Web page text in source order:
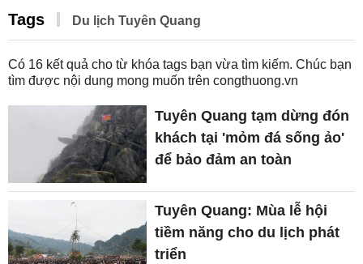
Tags Du lịch Tuyên Quang
Có 16 kết quả cho từ khóa tags bạn vừa tìm kiếm. Chúc bạn
tìm được nội dung mong muốn trên congthuong.vn
Tuyên Quang tạm dừng đón
khách tại 'mỏm đá sống ảo'
để bảo đảm an toàn
Tuyên Quang: Mùa lễ hội
tiềm năng cho du lịch phát
triển